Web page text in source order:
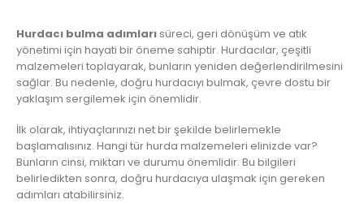
Hurdacı bulma adımları süreci, geri dönüşüm ve atık
yönetimi için hayati bir öneme sahiptir. Hurdacılar, çeşitli
malzemeleri toplayarak, bunların yeniden değerlendirilmesini
sağlar. Bu nedenle, doğru hurdacıyı bulmak, çevre dostu bir
yaklaşım sergilemek için önemlidir.
İlk olarak, ihtiyaçlarınızı net bir şekilde belirlemekle
başlamalısınız. Hangi tür hurda malzemeleri elinizde var?
Bunların cinsi, miktarı ve durumu önemlidir. Bu bilgileri
belirledikten sonra, doğru hurdacıya ulaşmak için gereken
adımları atabilirsiniz.